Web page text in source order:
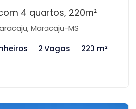
4 quartos, 220m²
Maracaju-MS
2 Vagas 220 m²